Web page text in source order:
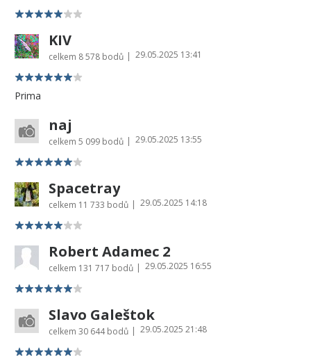
KIV
celkem 8 578 bodů | 29.05.2025 13:41
Prima
naj
celkem 5 099 bodů | 29.05.2025 13:55
Spacetray
celkem 11 733 bodů | 29.05.2025 14:18
Robert Adamec 2
celkem 131 717 bodů | 29.05.2025 16:55
Slavo Galeštok
celkem 30 644 bodů | 29.05.2025 21:48